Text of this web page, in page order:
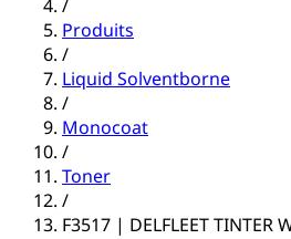
/
Produits
/
Liquid Solventborne
/
Monocoat
/
Toner
/
F3517 | DELFLEET TINTER